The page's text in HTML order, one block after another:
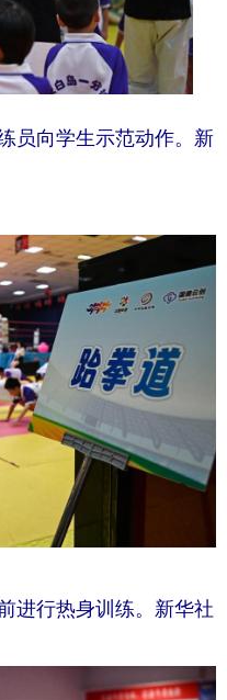
云南 西藏
青海 宁夏
Français عربى
日本語 한국어
员向学生示范动作。新
行热身训练。新华社